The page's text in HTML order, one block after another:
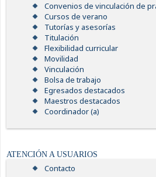
Convenios de vinculación de
Cursos de verano
Tutorías y asesorías
Titulación
Flexibilidad curricular
Movilidad
Vinculación
Bolsa de trabajo
Egresados destacados
Maestros destacados
Coordinador (a)
ATENCIÓN A USUARIOS
Contacto